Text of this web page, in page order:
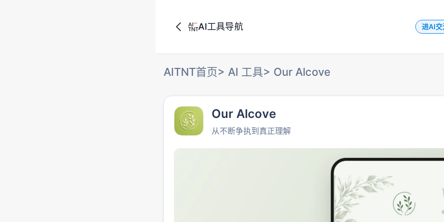
AI工具导航 进AI交
AITNT首页> AI 工具> Our Alcove
Our Alcove
从不断争执到真正理解